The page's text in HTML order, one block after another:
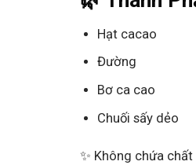
Hạt cacao
Đường
Bơ ca cao
Chuối sấy dẻo
✨ Không chứa